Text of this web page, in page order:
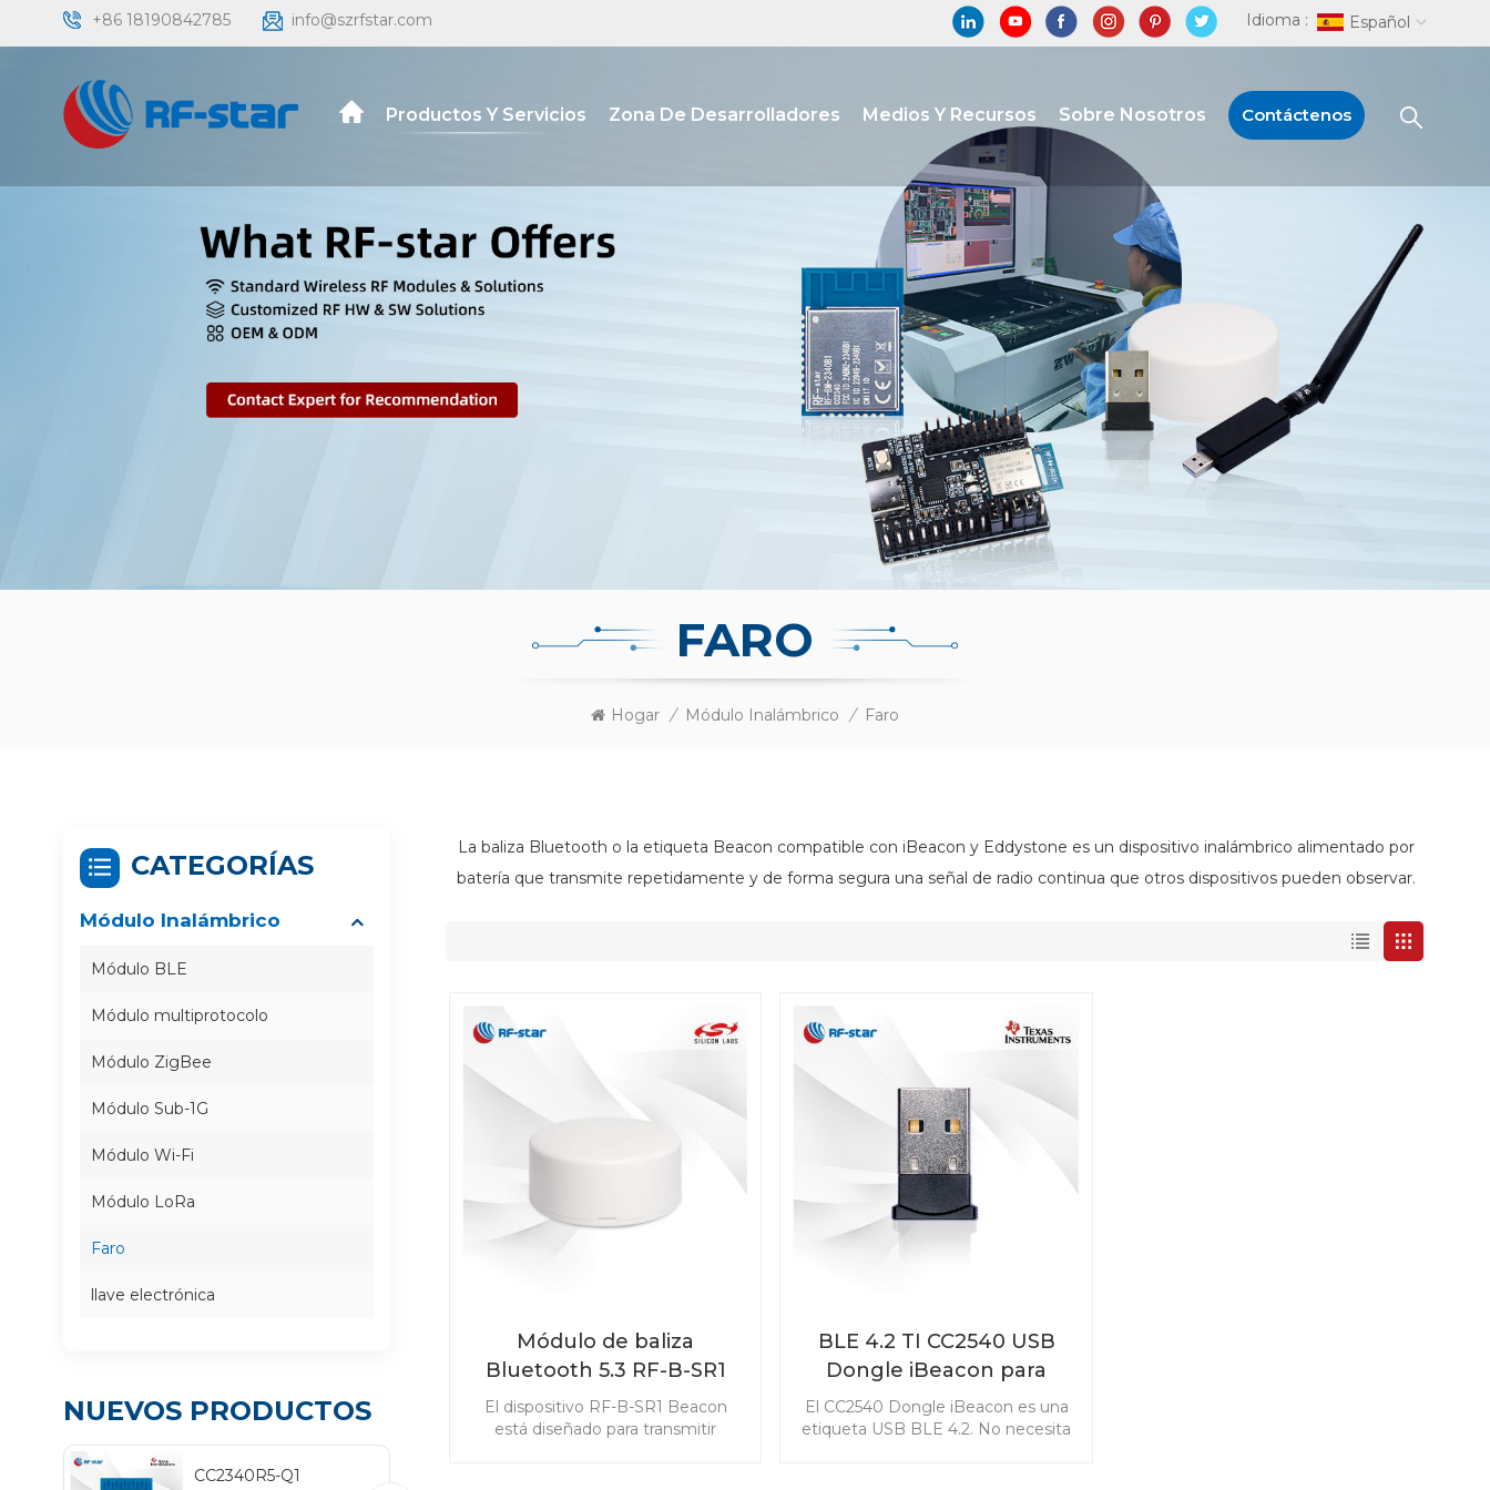
+86 18190842785 info@szrfstar.com Idioma : Español
Productos Y Servicios Zona De Desarrolladores Medios Y Recursos Sobre Nosotros Contáctenos
FARO
Hogar / Módulo Inalámbrico / Faro
La baliza Bluetooth o la etiqueta Beacon compatible con iBeacon y Eddystone es un dispositivo inalámbrico alimentado por
batería que transmite repetidamente y de forma segura una señal de radio continua que otros dispositivos pueden observar.
Módulo de baliza
Bluetooth 5.3 RF-B-SR1
El dispositivo RF-B-SR1 Beacon
está diseñado para transmitir
BLE 4.2 TI CC2540 USB
Dongle iBeacon para
publicidad de datos
El CC2540 Dongle iBeacon es una
etiqueta USB BLE 4.2. No necesita
CATEGORÍAS
Módulo Inalámbrico
Módulo BLE
Módulo multiprotocolo
Módulo ZigBee
Módulo Sub-1G
Módulo Wi-Fi
Módulo LoRa
Faro
llave electrónica
NUEVOS PRODUCTOS
CC2340R5-Q1